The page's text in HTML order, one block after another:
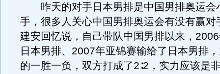
昨天的对手日本男排是中国男排奥运会
手，很多人关心中国男排奥运会有没有赢对
建安回忆说，自己带队中国男排以来，
日本男排、2007年亚锦赛输给了日本男排
的一胜一负，双方打成了2∶2，实力应该是